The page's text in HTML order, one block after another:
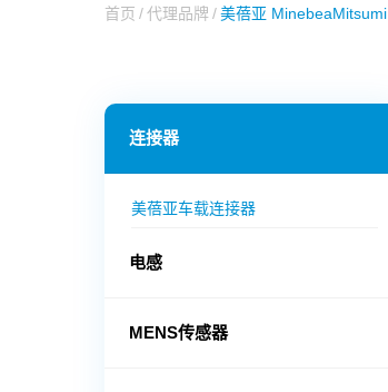
首页 代理品牌 美蓓亚 MinebeaMitsumi
连接器
美蓓亚车载连接器
电感
MENS传感器